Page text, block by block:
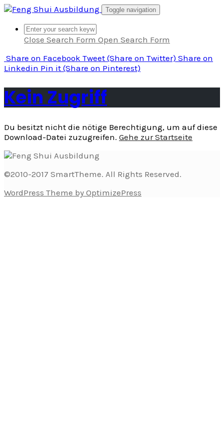
Skip
content
Toggle navigation
Close Search Form Open Search Form
Share on Facebook Tweet (Share on Twitter) Share on
Linkedin Pin it (Share on Pinterest)
Kein Zugriff
Du besitzt nicht die nötige Berechtigung, um auf diese
Download-Datei zuzugreifen. Gehe zur Startseite
©2010-2017 SmartTheme. All Rights Reserved.
WordPress Theme by OptimizePress